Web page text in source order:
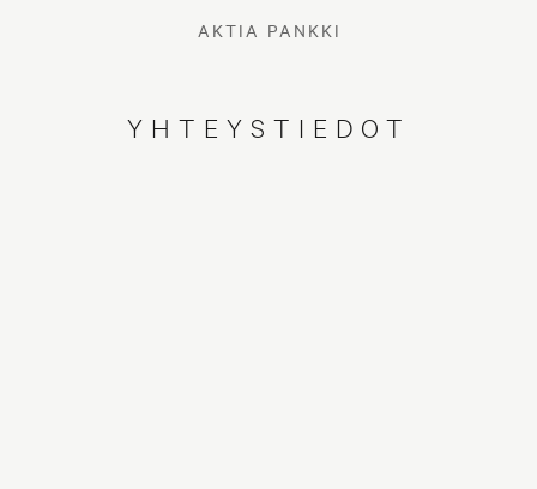
AKTIA PANKKI
YHTEYSTIEDOT